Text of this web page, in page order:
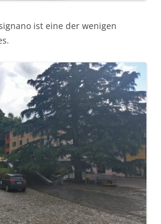
ist eine der wenigen